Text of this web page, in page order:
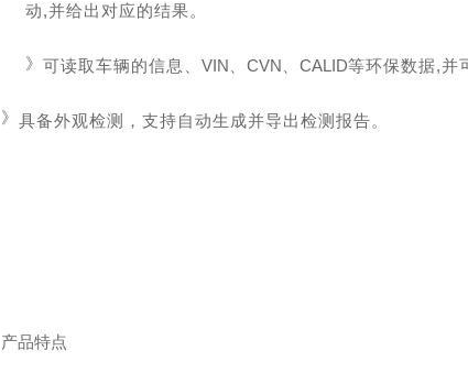
动,并给出对应的结果。
》 可读取车辆的信息、 VIN CVN CALID等环保数据,并
》 具备外观检测，支持自动生成并导出检测报告。
产品特点